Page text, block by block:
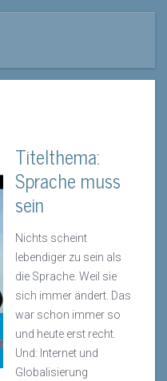
Titelthema:
Sprache muss
sein
Nichts scheint
lebendiger zu sein als
die Sprache. Weil sie
sich immer ändert. Das
war schon immer so
und heute erst recht.
Und: Internet und
Globalisierung